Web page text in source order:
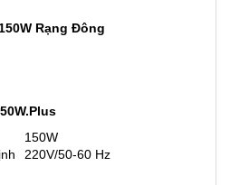
Rạng Đông
150W
220V/50-60 Hz